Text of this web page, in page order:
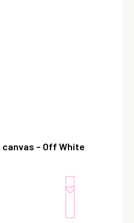
– Off White